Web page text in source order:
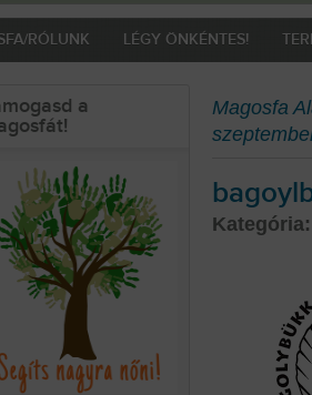
RÓLUNK LÉGY ÖNKÉNTES!
a
Magosfa